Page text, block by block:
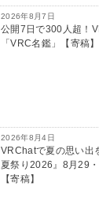
2026年8月7日
公開7日で300人超！
「VRC名鑑」【寄稿】
2026年8月4日
VRChatで夏の思い出
夏祭り2026』8月29
【寄稿】